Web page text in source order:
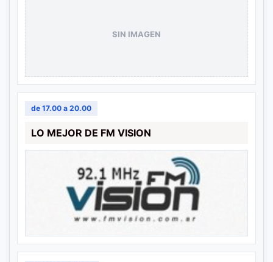
SIN IMAGEN
de 17.00 a 20.00
LO MEJOR DE FM VISION